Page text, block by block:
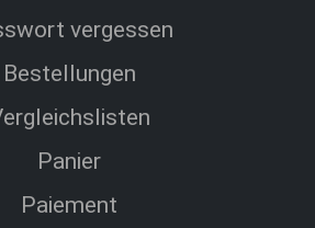
vergessen
Bestellungen
Panier
Paiement